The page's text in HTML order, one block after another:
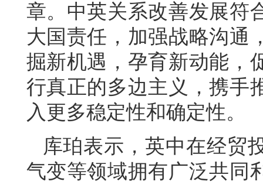
章。中英关系改善发展符
大国责任，加强战略沟通
掘新机遇，孕育新动能，
行真正的多边主义，携手
入更多稳定性和确定性。
库珀表示，英中在经贸
气变等领域拥有广泛共同